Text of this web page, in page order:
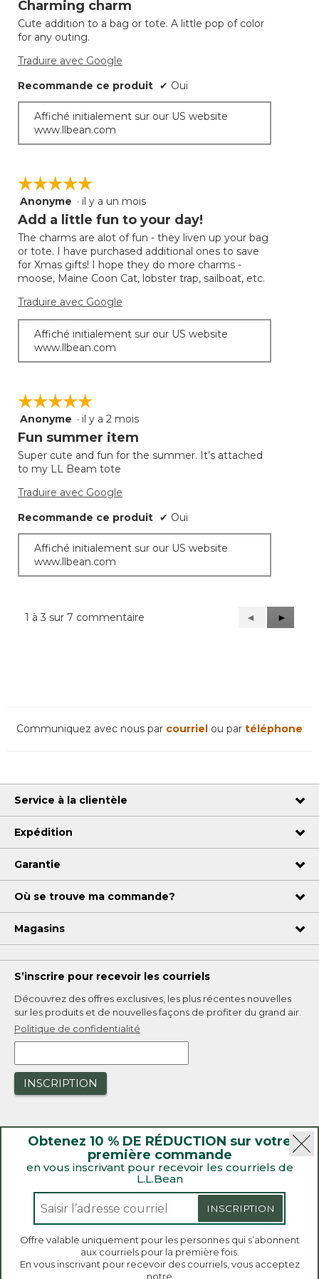
5.
Charming charm
Cute addition to a bag or tote. A little pop of color
for any outing.
Traduire avec Google
Recommande ce produit ✔ Oui
Affiché initialement sur our US website
www.llbean.com
☆☆☆☆☆
☆☆☆☆☆
5
étoile(s)
5.
Anonyme · il y a un mois
Add a little fun to your day!
The charms are alot of fun - they liven up your bag
or tote. I have purchased additional ones to save
for Xmas gifts! I hope they do more charms -
moose, Maine Coon Cat, lobster trap, sailboat, etc.
Traduire avec Google
Affiché initialement sur our US website
www.llbean.com
☆☆☆☆☆
☆☆☆☆☆
5
étoile(s)
5.
Anonyme · il y a 2 mois
Fun summer item
Super cute and fun for the summer. It’s attached
to my LL Beam tote
Traduire avec Google
Recommande ce produit ✔ Oui
Affiché initialement sur our US website
www.llbean.com
1 à 3 sur 7 commentaire
Précédent
Reviews
◄
Suivant
Reviews
►
Obtenez 10 % DE RÉDUCTION sur votre
première commande
en vous inscrivant pour recevoir les courriels de
L.L.Bean
INSCRIPTION
Offre valable uniquement pour les personnes qui s’abonnent
aux courriels pour la première fois.
En vous inscrivant pour recevoir des courriels, vous acceptez
notre
Communiquez avec nous par courriel ou par téléphone
Service à la clientèle
Expédition
Garantie
Où se trouve ma commande?
Magasins
S’inscrire pour recevoir les courriels
Découvrez des offres exclusives, les plus récentes nouvelles
sur les produits et de nouvelles façons de profiter du grand air.
Politique de confidentialité
INSCRIPTION
Bienvenue sur llbean.ca! Nous utilisons des témoins
de connexion et d’autres technologies pour vous
|
Rappels de produit
Loi sur la transparence de la Californie et du Royaume-Uni
Accessibilité Politique de vente et de retour
L.L.Bean® est une marque de commerce enregistrée de
L.L.Bean Inc. Copyright 2026.